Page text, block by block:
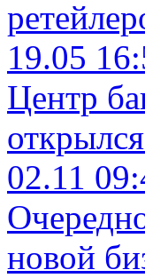
19.05
Центр
02.11
новой